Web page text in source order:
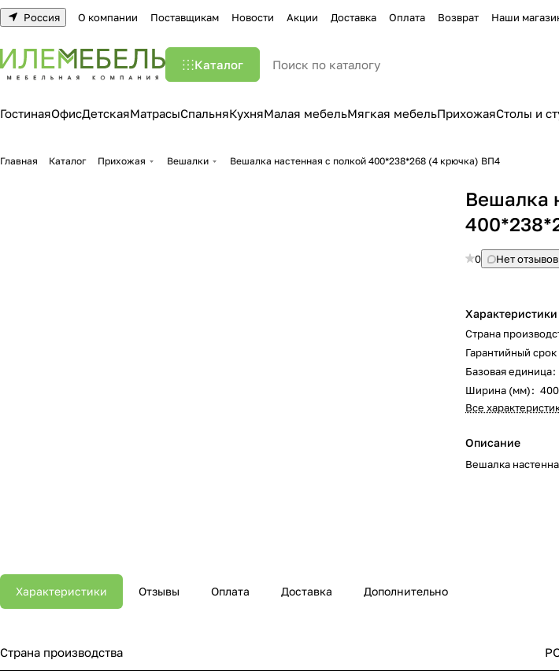
Россия О компании Поставщикам Новости Акции Доставка Оплата Возврат Наши
Каталог
ГостинаяОфисДетскаяМатрасыСпальняКухняМалая мебельМягкая мебельПрихожаяСтолы и
Главная Каталог Прихожая Вешалки Вешалка настенная с полкой 400*238*268 (4 крючка) ВП4
Вешалка
0 Нет отзывов
Характеристики
Страна
Гарантийный
Базовая единица:
Ширина (мм): 400
Все
Описание
Вешалка
Характеристики Отзывы Оплата Доставка Дополнительно
Страна производства